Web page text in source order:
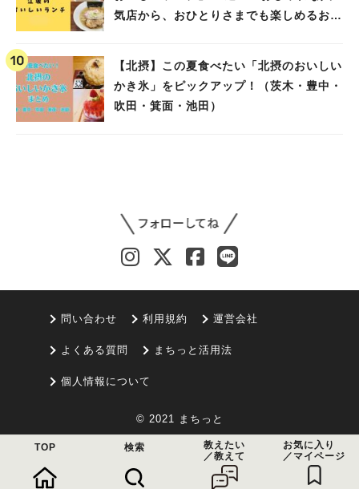
気店から、おひとりさまでも楽しめるお店
【北摂】この夏食べたい「北摂のおいしい
かき氷」をピックアップ！（茨木・豊中・
吹田・箕面・池田）
問い合わせ 利用規約 運営会社
よくある質問 まちっと活用法
個人情報について
© 2021 まちっと
TOP 検索
教えたい
／教えて
お気に入り
／マイページ